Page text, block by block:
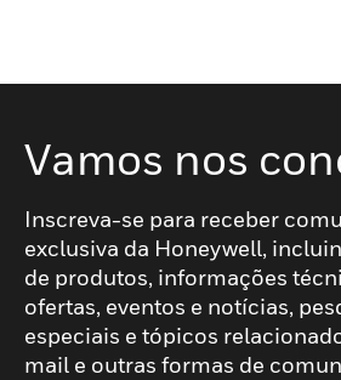
Vamos nos
Inscreva-se para receber
exclusiva da Honeywell,
de produtos, informações
ofertas, eventos e notícias,
especiais e tópicos
mail e outras formas de